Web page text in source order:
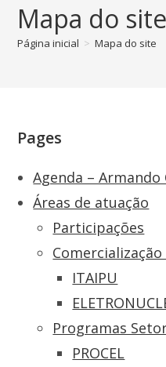
Mapa do site
Página inicial > Mapa do site
Pages
Agenda – Armando
Áreas de atuação
Participações
ITAIPU
Programas
PROCEL